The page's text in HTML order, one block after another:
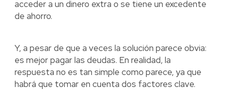
acceder a un dinero extra o se tiene un excedente
de ahorro.
Y, a pesar de que a veces la solución parece obvia:
es mejor pagar las deudas. En realidad, la
respuesta no es tan simple como parece, ya que
habrá que tomar en cuenta dos factores clave.